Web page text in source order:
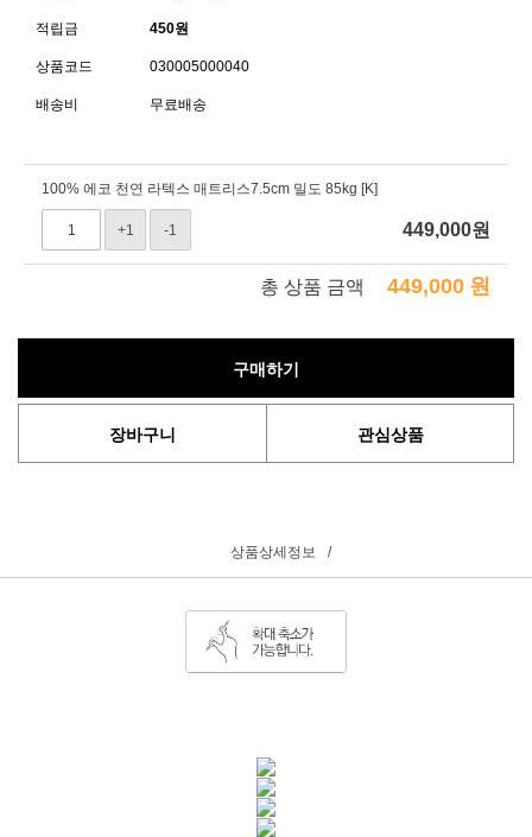
적립금 450원
상품코드 030005000040
배송비 무료배송
100% 에코 천연 라텍스 매트리스7.5cm 밀도 85kg [K]
+1 -1 449,000원
총 상품 금액 449,000 원
구매하기
장바구니 관심상품
상품상세정보